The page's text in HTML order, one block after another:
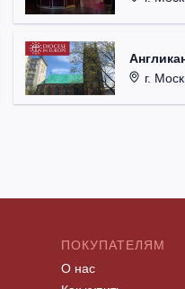
г.
ПОКУПАТЕЛЯМ
О нас